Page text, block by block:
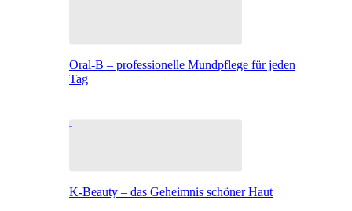
Oral-B – professionelle Mundpflege für jeden
Tag
K-Beauty – das Geheimnis schöner Haut